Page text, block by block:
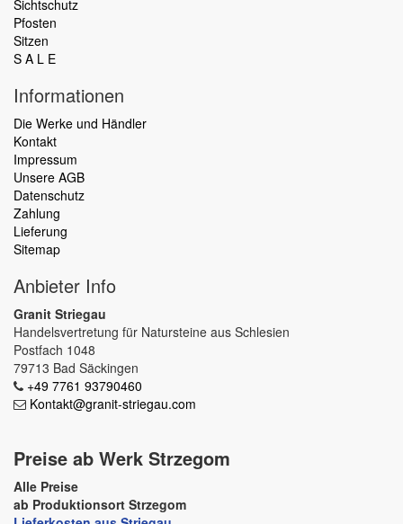
Sichtschutz
Pfosten
Sitzen
S A L E
Informationen
Die Werke und Händler
Kontakt
Impressum
Unsere AGB
Datenschutz
Zahlung
Lieferung
Sitemap
Anbieter Info
Granit Striegau
Handelsvertretung für Natursteine aus Schlesien
Postfach 1048
79713 Bad Säckingen
+49 7761 93790460
Kontakt@granit-striegau.com
Preise ab Werk Strzegom
Alle Preise
ab Produktionsort Strzegom